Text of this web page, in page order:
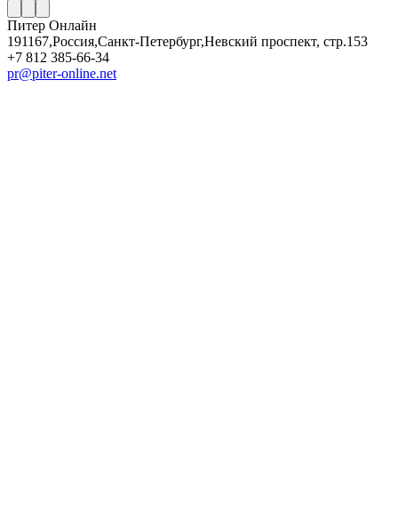
Питер Онлайн
191167,Россия,Санкт-Петербург,Невский проспект, стр.153
+7 812 385-66-34
pr@piter-online.net